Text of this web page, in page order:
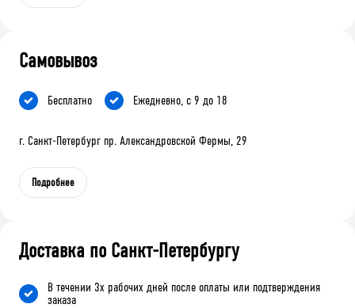
Самовывоз
Бесплатно Ежедневно, с 9 до 18
г. Санкт-Петербург пр. Александровской Фермы, 29
Подробнее
Доставка по Санкт-Петербургу
В течении 3х рабочих дней после оплаты или подтверждения
заказа